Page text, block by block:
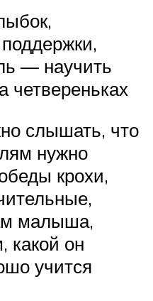
— научить
четвереньках
слышать, что
нужно
крохи,
малыша,
какой он
учится